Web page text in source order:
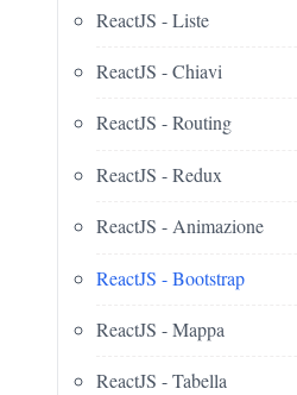
ReactJS - Liste
ReactJS - Chiavi
ReactJS - Routing
ReactJS - Redux
ReactJS - Animazione
ReactJS - Bootstrap
ReactJS - Mappa
ReactJS - Tabella